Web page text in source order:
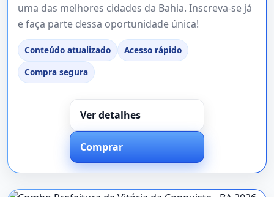
uma das melhores cidades da Bahia. Inscreva-se já
e faça parte dessa oportunidade única!
Conteúdo atualizado
Acesso rápido
Compra segura
Ver detalhes
Comprar